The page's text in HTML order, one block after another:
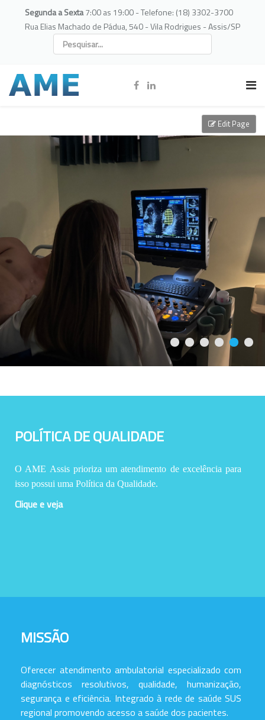
Segunda a Sexta7:00 as 19:00 - Telefone: (18) 3302-3700
Rua Elias Machado de Pádua, 540 - Vila Rodrigues - Assis/SP
POLÍTICA DE QUALIDADE
O AME Assis prioriza um atendimento de excelência para
isso possui uma Política da Qualidade.
Clique e veja
MISSÃO
Oferecer atendimento ambulatorial especializado com
diagnósticos resolutivos, qualidade, humanização,
segurança e eficiência. Integrado à rede de saúde SUS
regional promovendo acesso a saúde dos pacientes.
Edit Page